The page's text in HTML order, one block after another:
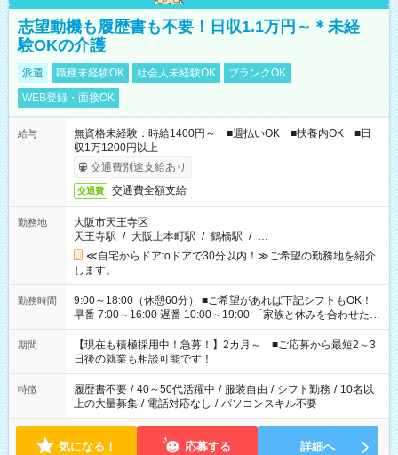
志望動機も履歴書も不要！日収1.1万円～＊未経
験OKの介護
派遣 職種未経験OK 社会人未経験OK
ブランクOK
WEB登録・面接OK
給与
無資格未経験：時給1400円～ ■週払いOK ■扶養内OK ■日
収1万1200円以上
交通費別途支給あり
交通費 交通費全額支給
勤務地
大阪市天王寺区
天王寺駅 / 大阪上本町駅 / 鶴橋駅 / …
≪自宅からドアtoドアで30分以内！≫ご希望の勤務地を紹介
します。
勤務時間
9:00～18:00（休憩60分） ■ご希望があれば下記シフトもOK！
早番 7:00～16:00 遅番 10:00～19:00 「家族と休みを合わせた
い」 「余裕を持って夕飯の準備がしたい」 「できれば残業はし
たくない」 など、ご希望を教えてくださいね。 ※Wワーク希望
の方へ 今ご覧のお仕事で希望する勤務時間と、もう1つのお仕事
の勤務時間。 合計で週40時間を超える場合は応募できません。
期間
【現在も積極採用中！急募！】2カ月～ ■ご応募から最短2～3
日後の就業も相談可能です！
特徴 履歴書不要 / 40～50代活躍中 / 服装自由 / シフト勤務 / 10名以
上の大量募集 / 電話対応なし / パソコンスキル不要
気になる！ 応募する 詳細へ